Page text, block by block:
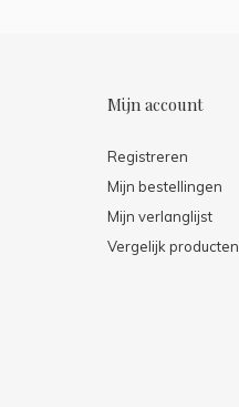
Mijn account
Registreren
Mijn bestellingen
Mijn verlanglijst
Vergelijk producten